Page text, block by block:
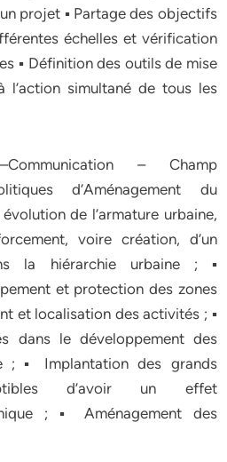
projet ▪ Partage des objectifs
échelles et vérification
▪ Définition des outils de mise
simultané de tous les
– Champ
d’Aménagement du
de l’armature urbaine,
voire création, d’un
la hiérarchie urbaine ; ▪
et protection des zones
et localisation des activités ; ▪
dans le développement des
; ▪ Implantation des grands
d’avoir un effet
; ▪ Aménagement des